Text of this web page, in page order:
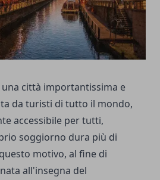
città importantissima e
da turisti di tutto il mondo,
accessibile per tutti,
soggiorno dura più di
motivo, al fine di
all'insegna del